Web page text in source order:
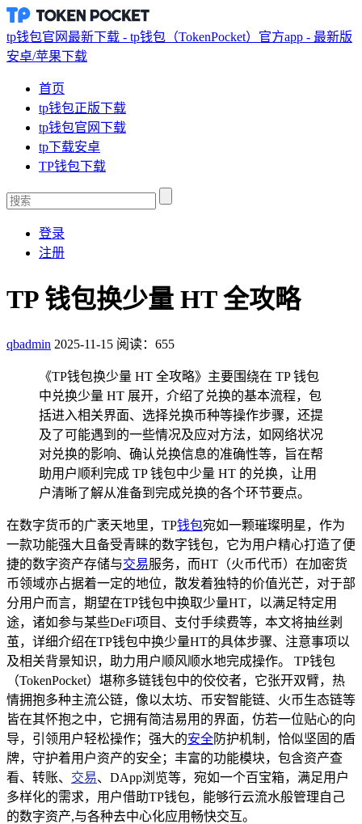
tp钱包官网最新下载 - tp钱包（TokenPocket）官方app - 最新版
安卓/苹果下载
首页
tp钱包正版下载
tp钱包官网下载
tp下载安卓
TP钱包下载
登录
注册
TP 钱包换少量 HT 全攻略
qbadmin 2025-11-15 阅读：655
《TP钱包换少量 HT 全攻略》主要围绕在 TP 钱包
中兑换少量 HT 展开，介绍了兑换的基本流程，包
括进入相关界面、选择兑换币种等操作步骤，还提
及了可能遇到的一些情况及应对方法，如网络状况
对兑换的影响、确认兑换信息的准确性等，旨在帮
助用户顺利完成 TP 钱包中少量 HT 的兑换，让用
户清晰了解从准备到完成兑换的各个环节要点。
在数字货币的广袤天地里，TP钱包宛如一颗璀璨明星，作为
一款功能强大且备受青睐的数字钱包，它为用户精心打造了便
捷的数字资产存储与交易服务，而HT（火币代币）在加密货
币领域亦占据着一定的地位，散发着独特的价值光芒，对于部
分用户而言，期望在TP钱包中换取少量HT，以满足特定用
途，诸如参与某些DeFi项目、支付手续费等，本文将抽丝剥
茧，详细介绍在TP钱包中换少量HT的具体步骤、注意事项以
及相关背景知识，助力用户顺风顺水地完成操作。 TP钱包
（TokenPocket）堪称多链钱包中的佼佼者，它张开双臂，热
情拥抱多种主流公链，像以太坊、币安智能链、火币生态链等
皆在其怀抱之中，它拥有简洁易用的界面，仿若一位贴心的向
导，引领用户轻松操作；强大的安全防护机制，恰似坚固的盾
牌，守护着用户资产的安全；丰富的功能模块，包含资产查
看、转账、 交易、DApp浏览等，宛如一个百宝箱，满足用户
多样化的需求，用户借助TP钱包，能够行云流水般管理自己
的数字资产,与各种去中心化应用畅快交互。